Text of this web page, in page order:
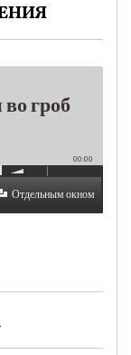
гроб
00:00
Отдельным окном